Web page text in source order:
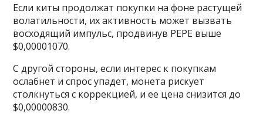
Если киты продолжат покупки на фоне растущей
волатильности, их активность может вызвать
восходящий импульс, продвинув PEPE выше
$0,00001070.
С другой стороны, если интерес к покупкам
ослабнет и спрос упадет, монета рискует
столкнуться с коррекцией, и ее цена снизится до
$0,00000830.